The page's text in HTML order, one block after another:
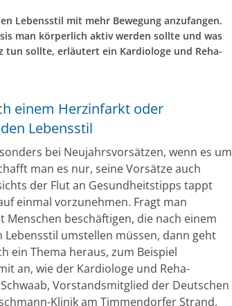
Lebensstil mit mehr Bewegung anzufangen.
man körperlich aktiv werden sollte und was
tun sollte, erläutert ein Kardiologe und Reha-
einem Herzinfarkt oder
Lebensstil
bei Neujahrsvorsätzen, wenn es um
man es nur, seine Vorsätze auch
der Flut an Gesundheitstipps tappt
einmal vorzunehmen. Fragt man
Menschen beschäftigen, die nach einem
Lebensstil umstellen müssen, dann geht
ein Thema heraus, zum Beispiel
an, wie der Kardiologe und Reha-
Vorstandsmitglied der Deutschen
Klinik am Timmendorfer Strand,